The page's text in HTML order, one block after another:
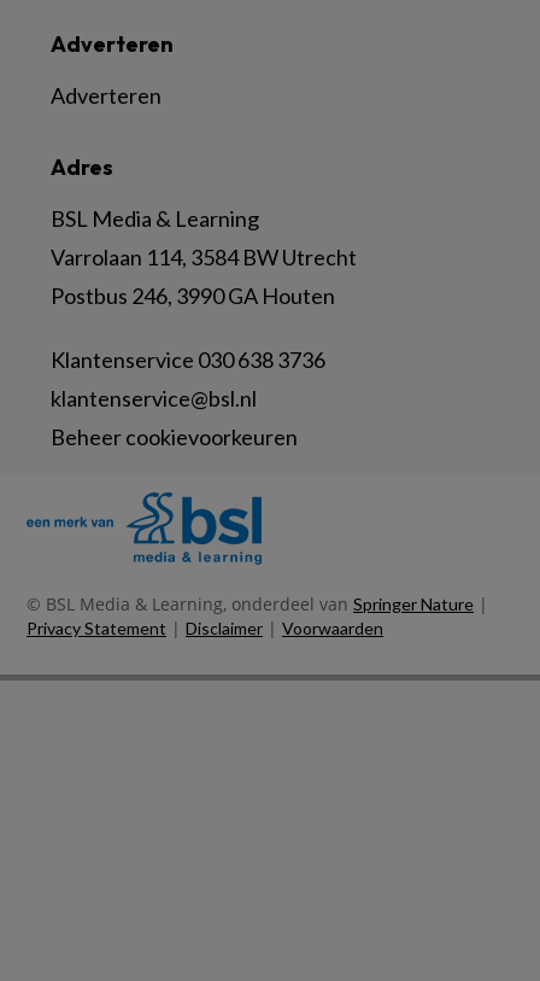
Adres
BSL Media & Learning
Varrolaan 114, 3584 BW Utrecht
Postbus 246, 3990 GA Houten
Klantenservice 030 638 3736
klantenservice@bsl.nl
Beheer cookievoorkeuren
Adverteren
Adverteren
© BSL Media & Learning, onderdeel van Springer Nature |
Privacy Statement | Disclaimer | Voorwaarden